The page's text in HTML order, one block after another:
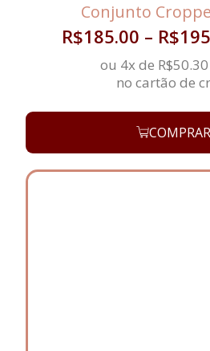
Conjunto
R$185.00 – R$
ou 4x de R$50.30
no cartão de
COMPRAR